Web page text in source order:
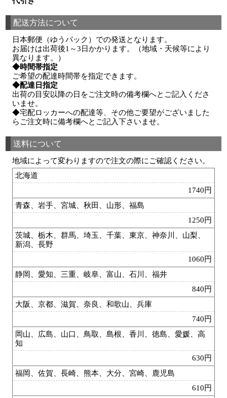
配送方法について
日本郵便（ゆうパック）での発送となります。
お届けは出荷後1～3日かかります。（地域・天候等により
異なります。）
◆時間帯指定
ご希望の配達時間帯を指定できます。
◆配達日指定
出荷の目安以降の日をご注文時の備考欄へとご記入くださ
いませ。
◆宅配ロッカーへの配達等、その他ご要望がございました
らご注文時に備考欄へとご記入下さいませ。
送料について
地域によって変わりますので注文の際にご確認ください。
北海道
1740円
青森、岩手、宮城、秋田、山形、福島
1250円
茨城、栃木、群馬、埼玉、千葉、東京、神奈川、山梨、
新潟、長野
1060円
静岡、愛知、三重、岐阜、富山、石川、福井
840円
大阪、京都、滋賀、奈良、和歌山、兵庫
740円
岡山、広島、山口、鳥取、島根、香川、徳島、愛媛、高
知
630円
福岡、佐賀、長崎、熊本、大分、宮崎、鹿児島
610円